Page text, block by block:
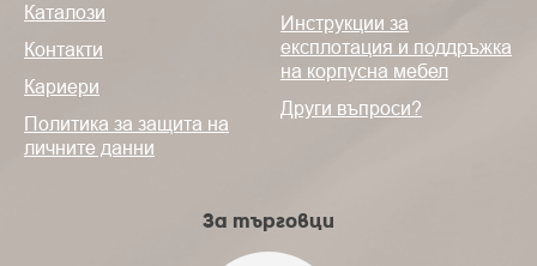
Каталози
Контакти
Кариери
Политика за защита на
личните данни
Инструкции за
експлотация и поддръжка
на корпусна мебел
Други въпроси?
За търговци